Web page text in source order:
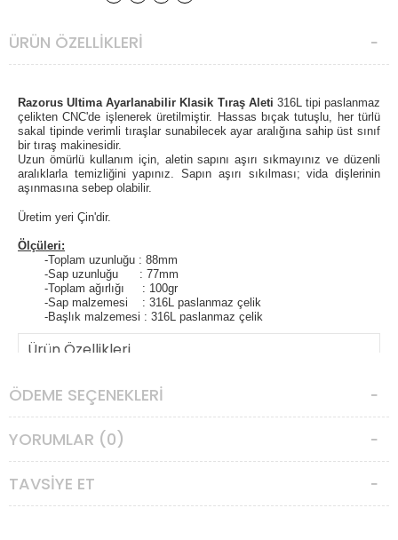
ÜRÜN ÖZELLIKLERI
Razorus Ultima Ayarlanabilir Klasik Tıraş Aleti 316L tipi paslanmaz
çelikten CNC'de işlenerek üretilmiştir. Hassas bıçak tutuşlu, her türlü
sakal tipinde verimli tıraşlar sunabilecek ayar aralığına sahip üst sınıf
bir tıraş makinesidir.
Uzun ömürlü kullanım için, aletin sapını aşırı sıkmayınız ve düzenli
aralıklarla temizliğini yapınız. Sapın aşırı sıkılması; vida dişlerinin
aşınmasına sebep olabilir.
Üretim yeri Çin'dir.
Ölçüleri:
-Toplam uzunluğu : 88mm
-Sap uzunluğu : 77mm
-Toplam ağırlığı : 100gr
-Sap malzemesi : 316L paslanmaz çelik
-Başlık malzemesi : 316L paslanmaz çelik
Ürün Özellikleri
Koruma Barı
:
Taraksız
Agresiflik
Düzeyi Agresif
ÖDEME SEÇENEKLERI
YORUMLAR (0)
TAVSIYE ET